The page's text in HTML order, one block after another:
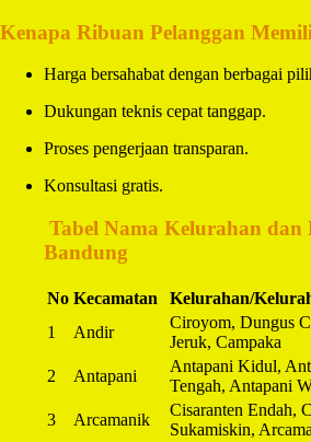
Kenapa Ribuan Pelanggan
Harga bersahabat dengan berbagai
Dukungan teknis cepat tanggap.
Proses pengerjaan transparan.
Konsultasi gratis.
Tabel Nama Kelurahan dan
Bandung
No Kecamatan
Kelurahan/
1
Andir
Ciroyom, Dungus
Jeruk, Campaka
2
Antapani
Antapani Kidul,
Tengah, Antapani
3
Arcamanik
Cisaranten Endah,
Sukamiskin,